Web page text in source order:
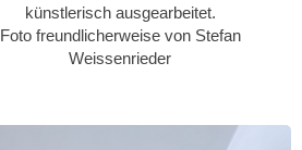
künstlerisch ausgearbeitet.
Foto freundlicherweise von Stefan
Weissenrieder